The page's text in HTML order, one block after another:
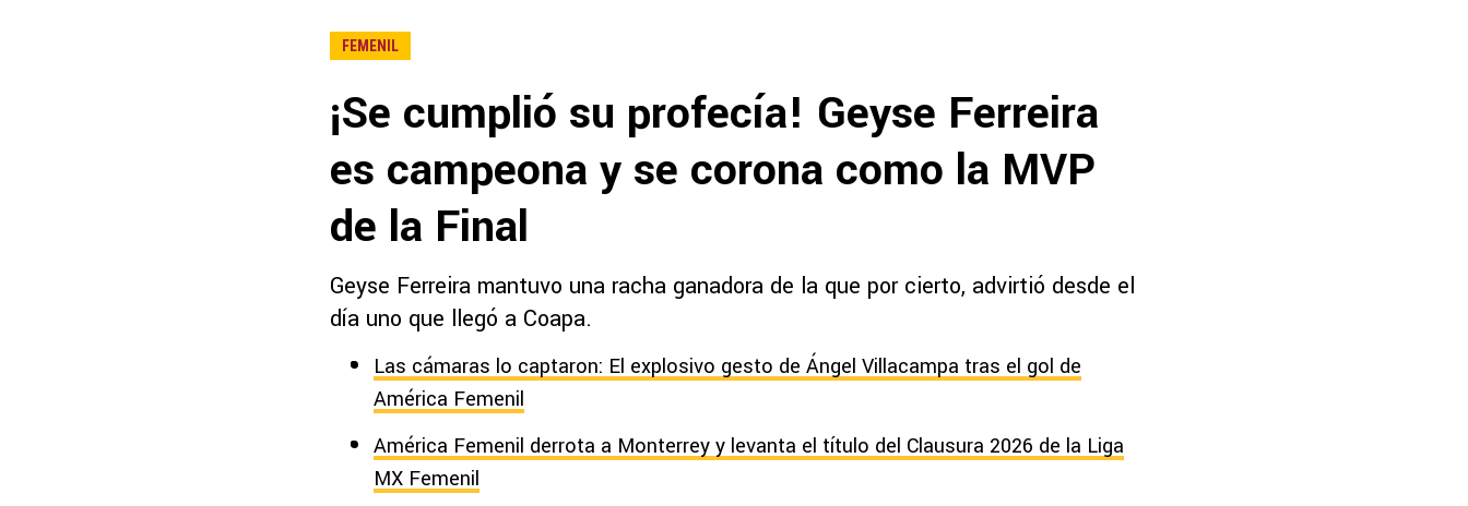
FEMENIL
¡Se cumplió su profecía! Geyse Ferreira
es campeona y se corona como la MVP
de la Final
Geyse Ferreira mantuvo una racha ganadora de la que por cierto, advirtió desde el
día uno que llegó a Coapa.
Las cámaras lo captaron: El explosivo gesto de Ángel Villacampa tras el gol de
América Femenil
América Femenil derrota a Monterrey y levanta el título del Clausura 2026 de la Liga
MX Femenil